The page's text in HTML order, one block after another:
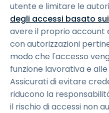
utente e limitare le
degli accessi basato
avere il proprio account
con autorizzazioni
modo che l'accesso
funzione lavorativa e
Assicurati di evitare
riducono la
il rischio di accessi non